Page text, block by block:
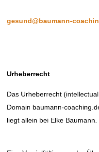
gesund@baumann-
Urheberrecht
Das Urheberrecht
Domain baumann-
liegt allein bei Elke Baumann.